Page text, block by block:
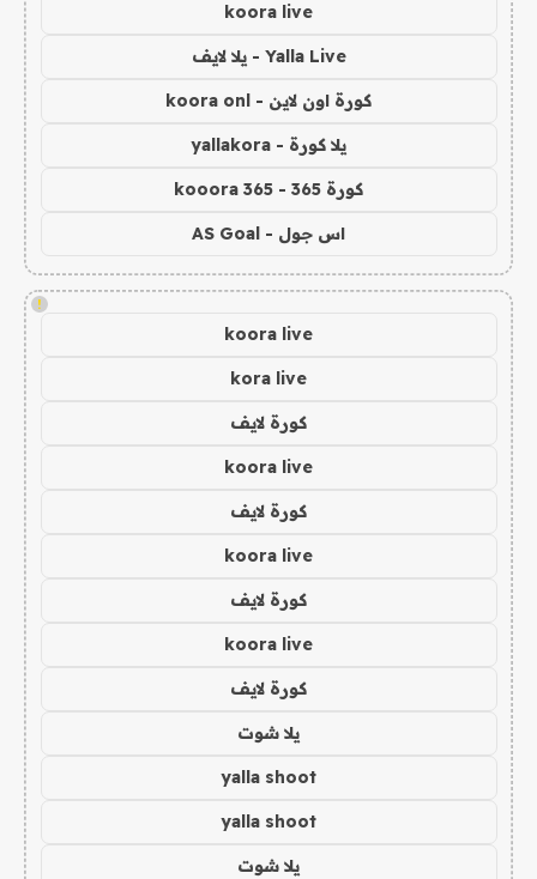
koora live
Yalla Live - يلا لايف
كورة اون لاين - koora onl
يلا كورة - yallakora
كورة 365 - kooora 365
اس جول - AS Goal
!
koora live
kora live
كورة لايف
koora live
كورة لايف
koora live
كورة لايف
koora live
كورة لايف
يلا شوت
yalla shoot
yalla shoot
يلا شوت